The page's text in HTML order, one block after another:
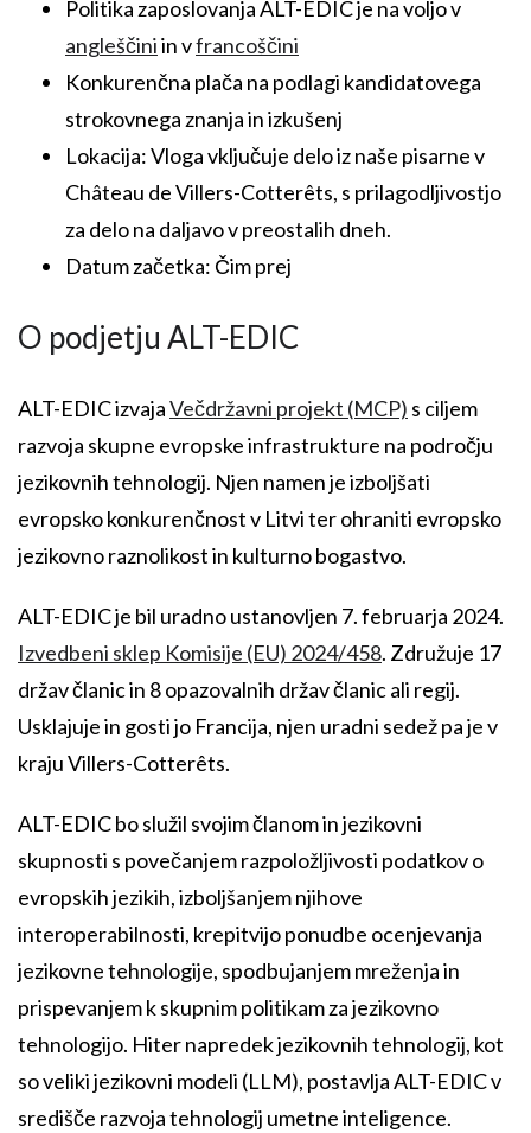
Politika zaposlovanja ALT-EDIC je na voljo v
angleščiniin vfrancoščini
Konkurenčna plača na podlagi kandidatovega
strokovnega znanja in izkušenj
Lokacija: Vloga vključuje delo iz naše pisarne v
Château de Villers-Cotterêts, s prilagodljivostjo
za delo na daljavo v preostalih dneh.
Datum začetka: Čim prej
O podjetju ALT-EDIC
ALT-EDIC izvajaVečdržavni projekt (MCP) s ciljem
razvoja skupne evropske infrastrukture na področju
jezikovnih tehnologij. Njen namen je izboljšati
evropsko konkurenčnost v Litvi ter ohraniti evropsko
jezikovno raznolikost in kulturno bogastvo.
ALT-EDIC je bil uradno ustanovljen 7. februarja 2024.
Izvedbeni sklep Komisije (EU) 2024/458. Združuje 17
držav članic in 8 opazovalnih držav članic ali regij.
Usklajuje in gosti jo Francija, njen uradni sedež pa je v
kraju Villers-Cotterêts.
ALT-EDIC bo služil svojim članom in jezikovni
skupnosti s povečanjem razpoložljivosti podatkov o
evropskih jezikih, izboljšanjem njihove
interoperabilnosti, krepitvijo ponudbe ocenjevanja
jezikovne tehnologije, spodbujanjem mreženja in
prispevanjem k skupnim politikam za jezikovno
tehnologijo. Hiter napredek jezikovnih tehnologij, kot
so veliki jezikovni modeli (LLM), postavlja ALT-EDIC v
središče razvoja tehnologij umetne inteligence.